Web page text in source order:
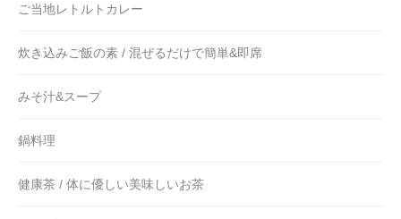
ご当地レトルトカレー
炊き込みご飯の素 / 混ぜるだけで簡単&即席
みそ汁&スープ
鍋料理
健康茶 / 体に優しい美味しいお茶